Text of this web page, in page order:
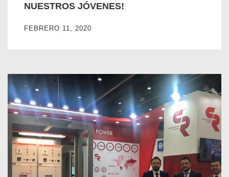
NUESTROS JÓVENES!
FEBRERO 11, 2020